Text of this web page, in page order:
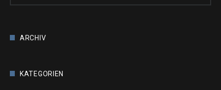
ARCHIV
KATEGORIEN